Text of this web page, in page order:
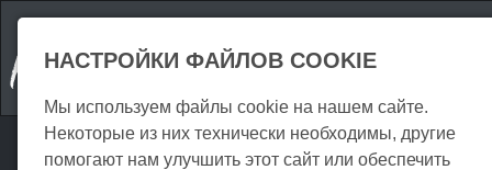
НАСТРОЙКИ ФАЙЛОВ COOKIE
Мы используем файлы cookie на нашем сайте.
Некоторые из них технически необходимы, другие
помогают нам улучшить этот сайт или обеспечить